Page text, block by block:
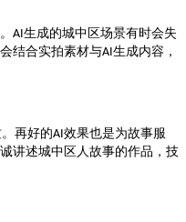
AI 生成的城中区场景有时会失
结合实拍素材与AI 生成内容，
再好的AI 效果也是为故事服
讲述城中区 人故事的作品，技